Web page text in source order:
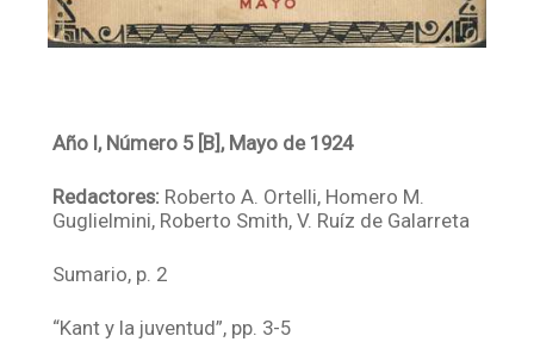
Año I, Número 5 [B], Mayo de 1924
Redactores: Roberto A. Ortelli, Homero M.
Guglielmini, Roberto Smith, V. Ruíz de Galarreta
Sumario, p. 2
“Kant y la juventud”, pp. 3-5